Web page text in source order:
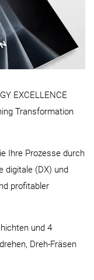
EXCELLENCE
Transformation
Ihre Prozesse durch
digitale (DX) und
profitabler
und 4
Dreh-Fräsen